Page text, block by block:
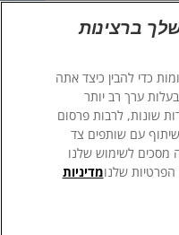
שלכם
שמחים ובריאים. גלו
הייחודיים
ברצינות
כדי להבין כיצד אתה
ערך רב יותר
שונות, לרבות פרסום
עם שותפים צד
לשימוש שלנו
הפרטיות שלנומדיניות